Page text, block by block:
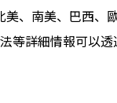
美、南美、巴西、
詳細情報可以透